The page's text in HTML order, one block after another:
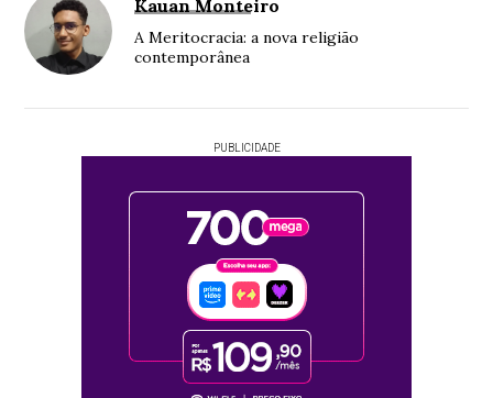
Kauan Monteiro
A Meritocracia: a nova religião
contemporânea
PUBLICIDADE